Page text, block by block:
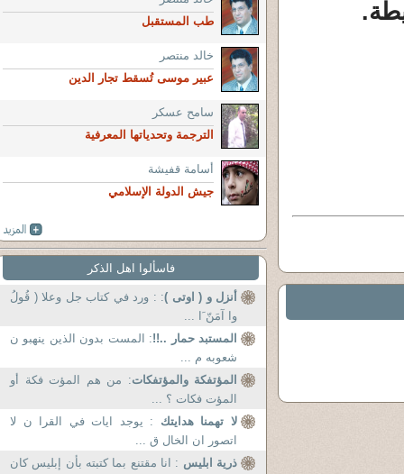
طب المستقبل
خالد منتصر
عبير موسى تُسقط تجار الدين
سامح عسكر
الترجمة وتحدياتها المعرفية
أسامة قفيشة
جيش الدولة الإسلامي
فاسألوا اهل الذكر
أنزل و ( اوتى ): : ورد في كتاب جل وعلا ( قُولُ
وا آمَنّ َا ...
المستبد حمار ..!!: المست بدون الذين ينهبو ن
شعوبه م ...
المؤتفكة والمؤتفكات: من هم المؤت فكة أو
المؤت فكات ؟ ...
لا تهمنا هدايتك : يوجد ايات في القرا ن لا
اتصور ان الخال ق ...
ذرية ابليس : انا مقتنع بما كتبته بأن إبليس كان